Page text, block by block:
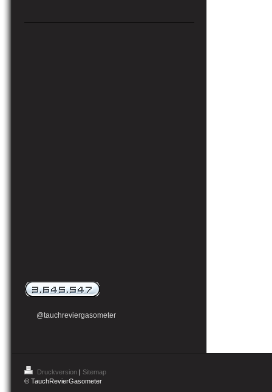
@tauchreviergasometer
Druckversion | Sitemap
© TauchRevierGasometer